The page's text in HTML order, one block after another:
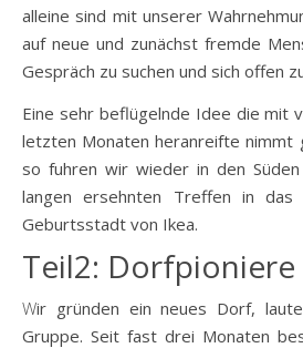
alleine sind mit unserer
auf neue und zunächst fremde
Gespräch zu suchen und sich offen
Eine sehr beflügelnde Idee die mit
letzten Monaten heranreifte nimmt
so fuhren wir wieder in den
langen ersehnten Treffen in das
Geburtsstadt von Ikea.
Teil2: Dorfpioniere
Wir gründen ein neues Dorf, lautet das Motto unserer
Gruppe. Seit fast drei Monaten